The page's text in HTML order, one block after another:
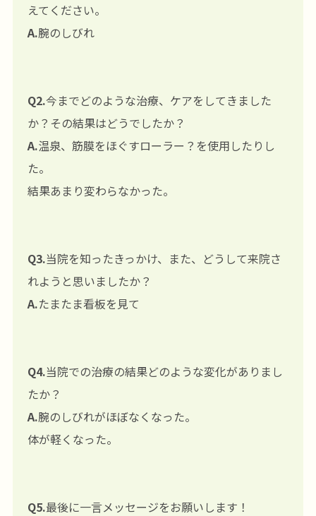
えてください。
A.腕のしびれ
Q2.今までどのような治療、ケアをしてきました
か？その結果はどうでしたか？
A.温泉、筋膜をほぐすローラー？を使用したりし
た。
結果あまり変わらなかった。
Q3.当院を知ったきっかけ、また、どうして来院さ
れようと思いましたか？
A.たまたま看板を見て
Q4.当院での治療の結果どのような変化がありまし
たか？
A.腕のしびれがほぼなくなった。
体が軽くなった。
Q5.最後に一言メッセージをお願いします！